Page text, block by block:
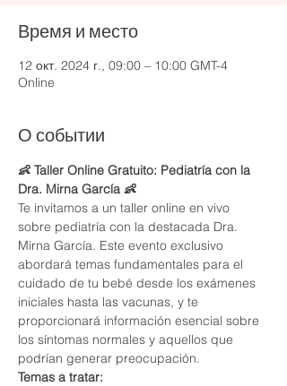
Время и место
12 окт. 2024 г., 09:00 – 10:00 GMT-4
Online
О событии
👶 Taller Online Gratuito: Pediatría con la
Dra. Mirna García 👶
Te invitamos a un taller online en vivo
sobre pediatría con la destacada Dra.
Mirna García. Este evento exclusivo
abordará temas fundamentales para el
cuidado de tu bebé desde los exámenes
iniciales hasta las vacunas, y te
proporcionará información esencial sobre
los síntomas normales y aquellos que
podrían generar preocupación.
Temas a tratar: